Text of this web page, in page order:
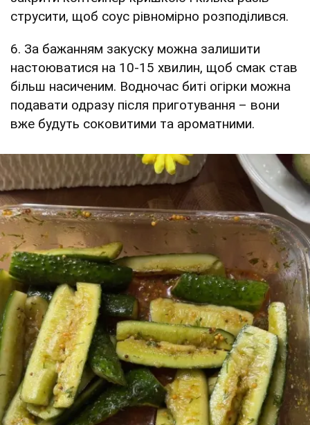
струсити, щоб соус рівномірно розподілився.
6. За бажанням закуску можна залишити
настоюватися на 10-15 хвилин, щоб смак став
більш насиченим. Водночас биті огірки можна
подавати одразу після приготування – вони
вже будуть соковитими та ароматними.